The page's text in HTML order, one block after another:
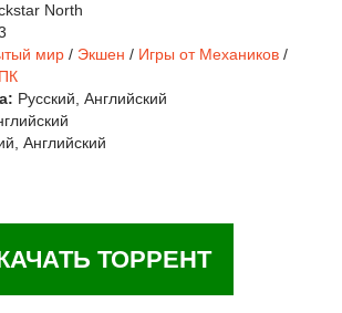
North
мир / Экшен / Игры от Механиков /
Русский, Английский
Английский
ТОРРЕНТ